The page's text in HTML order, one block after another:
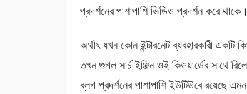
প্রদর্শনের পাশাপাশি ভিডিও প্রদর্শন করে
অর্থাৎ যখন কোন ইন্টারনেট ব্যবহারকারী একটি
তখন গুগল সার্চ ইঞ্জিন ওই কিওয়ার্ডের সাথে
ব্লগ প্রদর্শনের পাশাপাশি ইউটিউবে রয়েছে